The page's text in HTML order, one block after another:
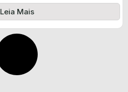
Leia Mais